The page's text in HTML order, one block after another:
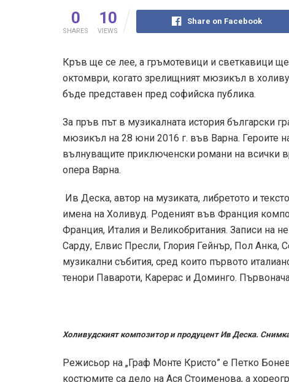
0
SHARES
10
VIEWS
Share on Facebook
Кръв ще се лее, а гръмотевици и светкавици
октомври, когато зрелищният мюзикъл в
бъде представен пред софийска публика.
За пръв път в музикалната история български
мюзикъл на 28 юни 2016 г. във Варна. Героите
вълнуващите приключенски романи на всички
опера Варна.
Ив Деска, автор на музиката, либретото и
имена на Холивуд. Роденият във Франция
Франция, Италия и Великобритания. Записи на
Сарду, Елвис Пресли, Глория Гейнър, Пол
музикални събития, сред които първото
тенори Павароти, Карерас и Доминго.
Холивудският композитор и продуцент Ив Деска.
Режисьор на „Граф Монте Кристо” е Петко
костюмите са дело на Ася Стоименова, а